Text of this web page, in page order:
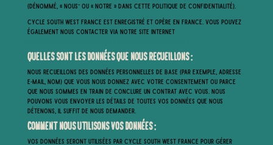
(dénommé, « nous” ou « notre » dans cette politique de confidentialité).
Cycle South West France est enregistré et opère en France. Vous pouvez
également nous contacter via notre site internet
Quelles sont les données que nous recueillons :
Nous recueillons des données personnelles de base (par exemple, adresse
e-mail, nom) que vous nous donnez avec votre consentement ou parce
que nous sommes en train de conclure un contrat avec vous. Nous
pouvons vous envoyer les détails de toutes vos données que nous
détenons, il suffit de nous demander.
Comment nous utilisons vos données :
Vos données seront utilisées par Cycle South West France pour gérer